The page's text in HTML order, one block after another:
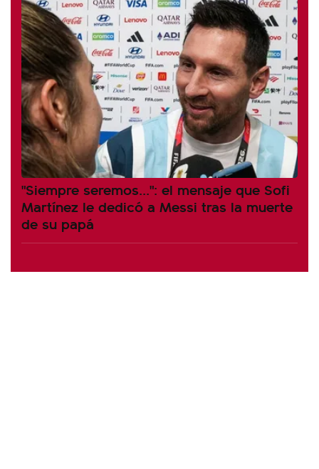
"Siempre seremos...": el mensaje que Sofi
Martínez le dedicó a Messi tras la muerte
de su papá